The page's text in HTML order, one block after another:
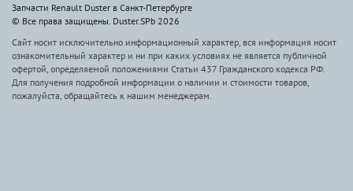
Запчасти Renault Duster в Санкт-Петербурге
© Все права защищены. Duster.SPb 2026
Сайт носит исключительно информационный характер, вся информация носит
ознакомительный характер и ни при каких условиях не является публичной
офертой, определяемой положениями Статьи 437 Гражданского кодекса РФ.
Для получения подробной информации о наличии и стоимости товаров,
пожалуйста, обращайтесь к нашим менеджерам.